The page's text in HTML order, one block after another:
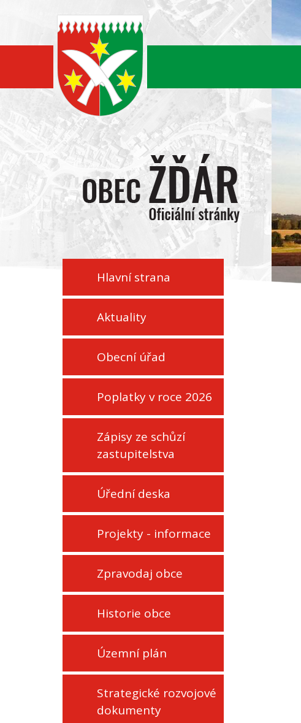
Hlavní strana
Aktuality
Obecní úřad
Poplatky v roce 2026
Zápisy ze schůzí
zastupitelstva
Úřední deska
Projekty - informace
Zpravodaj obce
Historie obce
Územní plán
Strategické rozvojové
dokumenty